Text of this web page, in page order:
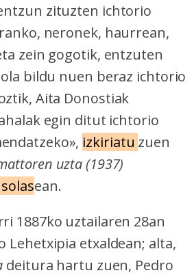
zituzten ichtorio
neronek, haurrean,
zein gogotik, entzuten
bildu nuen beraz ichtorio
Aita Donostiak
egin ditut ichtorio
izkiriatu zuen
uzta (1937)
ean.
1887ko uztailaren 28an
Lehetxipia etxaldean; alta,
deitura hartu zuen, Pedro